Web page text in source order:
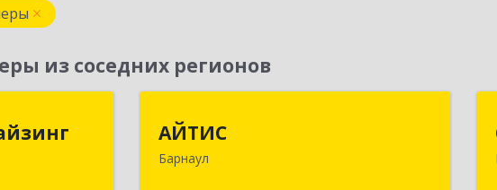
из соседних регионов
Барнаул г,
АЙТИС
Барнаул656067, Алтайский край, Барнаул г,